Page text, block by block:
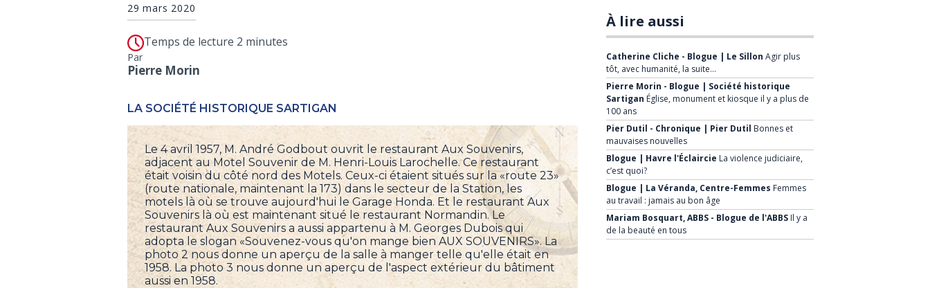
29 mars 2020
Temps de lecture 2 minutes
Par
Pierre Morin
LA SOCIÉTÉ HISTORIQUE SARTIGAN
Le 4 avril 1957, M. André Godbout ouvrit le restaurant Aux Souvenirs,
adjacent au Motel Souvenir de M. Henri-Louis Larochelle. Ce restaurant
était voisin du côté nord des Motels. Ceux-ci étaient situés sur la «route 23»
(route nationale, maintenant la 173) dans le secteur de la Station, les
motels là où se trouve aujourd'hui le Garage Honda. Et le restaurant Aux
Souvenirs là où est maintenant situé le restaurant Normandin. Le
restaurant Aux Souvenirs a aussi appartenu à M. Georges Dubois qui
adopta le slogan «Souvenez-vous qu'on mange bien AUX SOUVENIRS». La
photo 2 nous donne un aperçu de la salle à manger telle qu'elle était en
1958. La photo 3 nous donne un aperçu de l'aspect extérieur du bâtiment
aussi en 1958.
de :
historique régional
Mettre en valeur le patrimoine de
la ville et de ses environs
Sensibiliser la population à la
sauvegarde de notre patrimoine
Développer de nouveaux projets à
caractère historique, faire
connaître à la population les
avantages économiques et
culturels de la conservation de nos
À lire aussi
Catherine Cliche - Blogue | Le Sillon Agir plus
tôt, avec humanité, la suite…
Pierre Morin - Blogue | Société historique
Sartigan Église, monument et kiosque il y a plus de
100 ans
Pier Dutil - Chronique | Pier Dutil Bonnes et
mauvaises nouvelles
Blogue | Havre l'Éclaircie La violence judiciaire,
c’est quoi?
Blogue | La Véranda, Centre-Femmes Femmes
au travail : jamais au bon âge
Mariam Bosquart, ABBS - Blogue de l'ABBS Il y a
de la beauté en tous